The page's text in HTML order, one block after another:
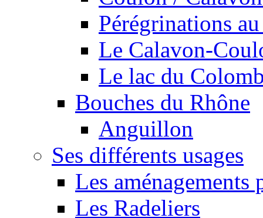
Pérégrinations
Le Calavon-
Le lac du
Bouches du Rhône
Anguillon
Ses différents usages
Les
Les Radeliers